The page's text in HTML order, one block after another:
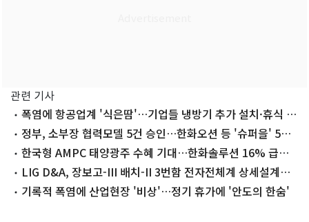
관련 기사
폭염에 항공업계 '식은땀'…기업들 냉방기 추가 설치·휴식 시
간 확대
정부, 소부장 협력모델 5건 승인…한화오션 등 '슈퍼을' 5곳
선정한국형 AMPC 태양광주 수혜 기대…한화솔루션 16% 급등
[핫종목]
LIG D&A, 장보고-III 배치-II 3번함 전자전체계 상세설계검
토 완료
기록적 폭염에 산업현장 '비상'…정기 휴가에 '안도의 한숨'